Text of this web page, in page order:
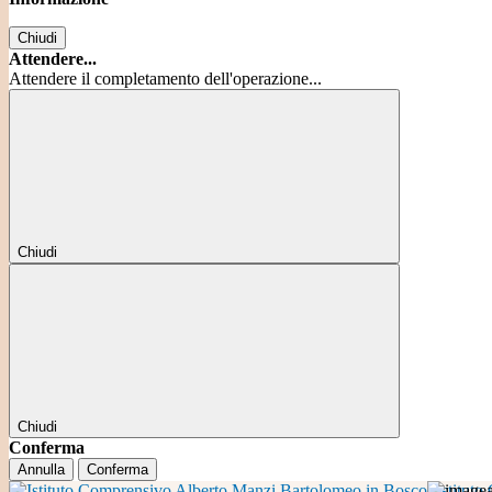
Chiudi
Attendere...
Attendere il completamento dell'operazione...
Chiudi
Chiudi
Conferma
Annulla Conferma